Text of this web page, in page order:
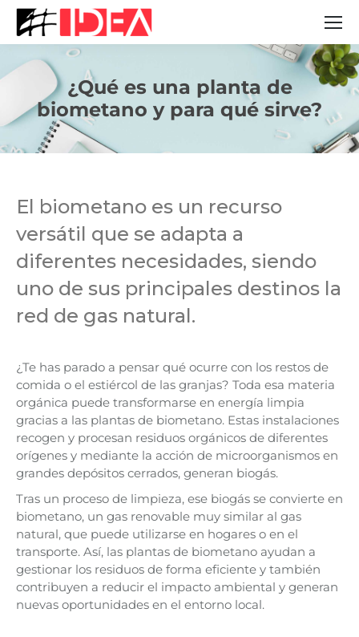
¿Qué es una planta de
biometano y para qué sirve?
Estás aquí:
El biometano es un recurso
versátil que se adapta a
diferentes necesidades, siendo
uno de sus principales destinos la
red de gas natural.
¿Te has parado a pensar qué ocurre con los restos de
comida o el estiércol de las granjas? Toda esa materia
orgánica puede transformarse en energía limpia
gracias a las plantas de biometano. Estas instalaciones
recogen y procesan residuos orgánicos de diferentes
orígenes y mediante la acción de microorganismos en
grandes depósitos cerrados, generan biogás.
Tras un proceso de limpieza, ese biogás se convierte en
biometano, un gas renovable muy similar al gas
natural, que puede utilizarse en hogares o en el
transporte. Así, las plantas de biometano ayudan a
gestionar los residuos de forma eficiente y también
contribuyen a reducir el impacto ambiental y generan
nuevas oportunidades en el entorno local.